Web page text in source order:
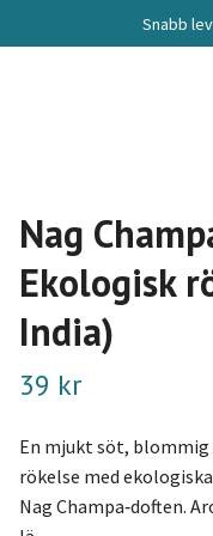
Snabb
Nag
Ekologisk
India)
39 kr
En mjukt söt,
rökelse med
Nag Champa‑doften.